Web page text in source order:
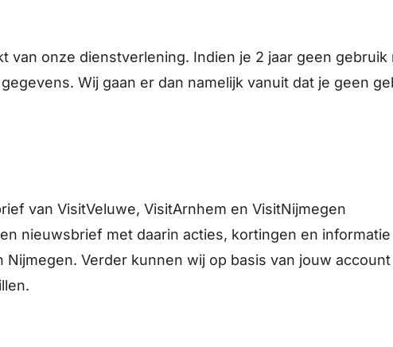
van onze dienstverlening. Indien je 2 jaar geen gebruik
Wij gaan er dan namelijk vanuit dat je geen
van VisitVeluwe, VisitArnhem en VisitNijmegen
nieuwsbrief met daarin acties, kortingen en
Verder kunnen wij op basis van jouw account